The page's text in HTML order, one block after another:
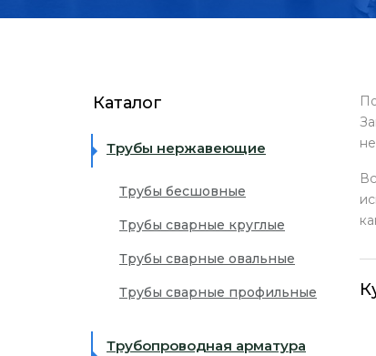
КОМПЛЕКСНОЕ СНАБЖЕНИЕ
Каталог
Трубы нержавеющие
Трубы бесшовные
Трубы сварные круглые
Трубы сварные овальные
Трубы сварные профильные
Трубопроводная арматура